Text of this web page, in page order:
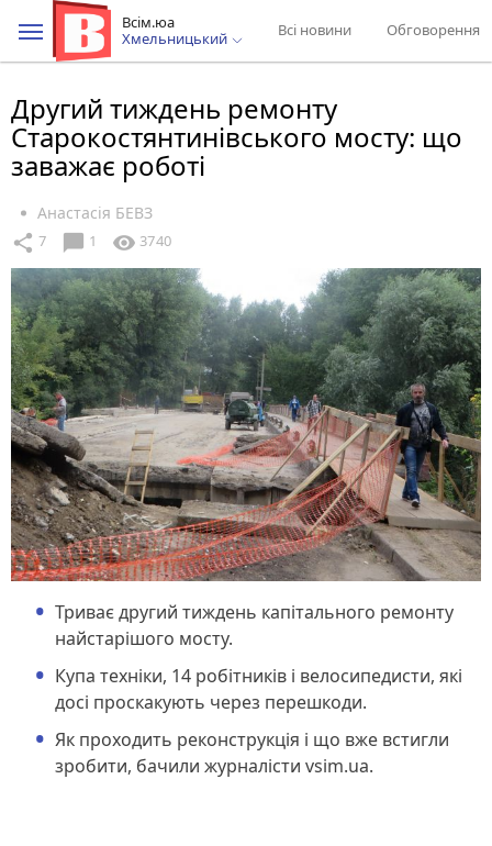
Всім.юа
Хмельницький
Всі новини Обговорення
Другий тиждень ремонту
Старокостянтинівського мосту: що
заважає роботі
Анастасія БЕВЗ
share 7 chat_bubble 1 visibility 3740
Триває другий тиждень капітального ремонту
найстарішого мосту.
Купа техніки, 14 робітників і велосипедисти, які
досі проскакують через перешкоди.
Як проходить реконструкція і що вже встигли
зробити, бачили журналісти vsim.ua.